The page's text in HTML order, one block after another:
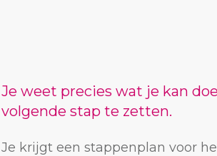
Je weet precies wat je kan
volgende stap te zetten.
Je krijgt een stappenplan voor